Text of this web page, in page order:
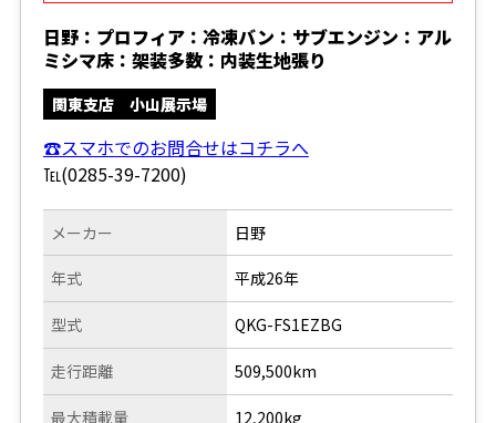
日野：プロフィア：冷凍バン：サブエンジン：アル
ミシマ床：架装多数：内装生地張り
関東支店 小山展示場
☎スマホでのお問合せはコチラへ
℡(0285-39-7200)
メーカー
年式
型式
走行距離
日野
平成26年
QKG-FS1EZBG
509,500km
最大積載量 12,200kg